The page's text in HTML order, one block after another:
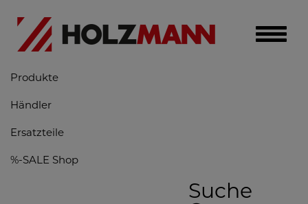
Toggle
Produkte
Händler
Ersatzteile
%-SALE Shop
Suche